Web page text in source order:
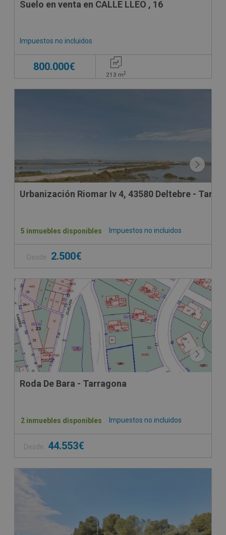
Suelo en venta en CALLE LLEO , 16
Impuestos no incluidos
800.000€
213 m2
Urbanización Riomar Iv 4, 43580 Deltebre -
Impuestos no incluidos
5 inmuebles disponibles
Desde 2.500€
Roda De Bara - Tarragona
Impuestos no incluidos
2 inmuebles disponibles
Desde 44.553€